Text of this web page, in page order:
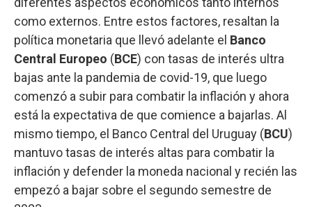
como externos. Entre estos factores, resaltan la
política monetaria que llevó adelante el Banco
Central Europeo (BCE) con tasas de interés ultra
bajas ante la pandemia de covid-19, que luego
comenzó a subir para combatir la inflación y ahora
está la expectativa de que comience a bajarlas. Al
mismo tiempo, el Banco Central del Uruguay (BCU)
mantuvo tasas de interés altas para combatir la
inflación y defender la moneda nacional y recién las
empezó a bajar sobre el segundo semestre de